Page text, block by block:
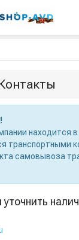
находится
транспортными
самовывоза